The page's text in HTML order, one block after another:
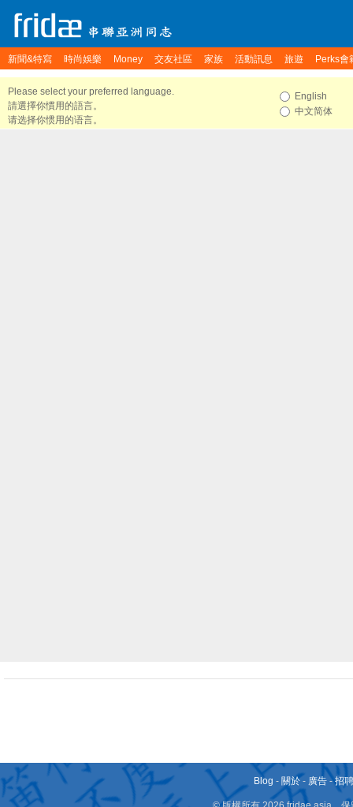
新聞&特寫 時尚娛樂 Money 交友社區 家族 活動訊息 旅遊 Perks會
Please select your preferred language.
請選擇你慣用的語言。
请选择你惯用的语言。
English
中文简体
Blog - 關於 - 廣告 -招